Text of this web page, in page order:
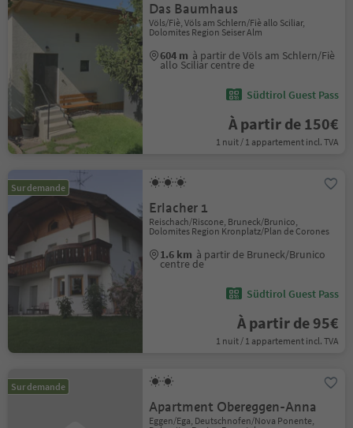
Das Baumhaus
Völs/Fiè, Völs am Schlern/Fiè allo Sciliar,
Dolomites Region Seiser Alm
604 m à partir de Völs am Schlern/Fiè
allo Sciliar centre de
Südtirol Guest Pass
À partir de 150€
1 nuit / 1 appartement incl. TVA
Sur demande
Erlacher 1
Reischach/Riscone, Bruneck/Brunico,
Dolomites Region Kronplatz/Plan de Corones
1.6 km à partir de Bruneck/Brunico
centre de
Südtirol Guest Pass
À partir de 95€
1 nuit / 1 appartement incl. TVA
Sur demande
Apartment Obereggen-Anna
Eggen/Ega, Deutschnofen/Nova Ponente,